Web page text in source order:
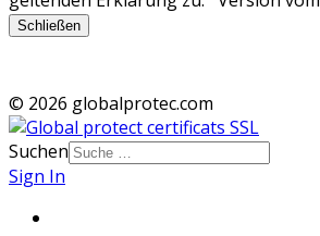
Schließen
© 2026 globalprotec.com
Suchen
Sign In